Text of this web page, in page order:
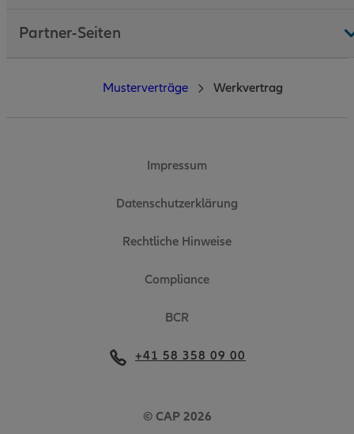
Partner-Seiten
Impressum
Datenschutzerklärung
Rechtliche Hinweise
Compliance
BCR
© CAP 2026
+41 58 358 09 00
Musterverträge Werkvertrag